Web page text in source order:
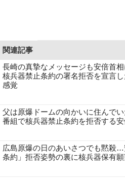
関連記事
長崎の真摯なメッセージも安倍首
核兵器禁止条約の署名拒否を宣言
感覚
父は原爆ドームの向かいに住んで
番組で核兵器禁止条約を拒否する安
広島原爆の日のあいさつでも黙殺
条約」拒否姿勢の裏に核兵器保有